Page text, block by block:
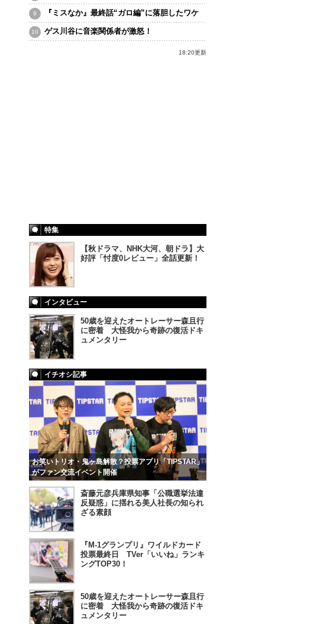
『ミスなか』最終話“ガロ編”に落胆したワケ
ゲス川谷に音楽関係者が激怒！
18:20更新
特集
【秋ドラマ、NHK大河、朝ドラ】大
好評「忖度0レビュー」全話更新！
インタビュー
50歳を迎えたオートレーサー森且行
に密着 大怪我から奇跡の復活ドキ
ュメンタリー
イチオシ記事
お笑いトリオ・鬼ヶ島解散？投票アプリ「TIPSTAR」
がファン交流イベント開催
斎藤元彦兵庫県知事「公職選挙法違
反疑惑」に揺れる美人社長の知られ
ざる素顔
『M-1グランプリ』ワイルドカード
投票最終日 TVer「いいね」ランキ
ングTOP30！
50歳を迎えたオートレーサー森且行
に密着 大怪我から奇跡の復活ドキ
ュメンタリー